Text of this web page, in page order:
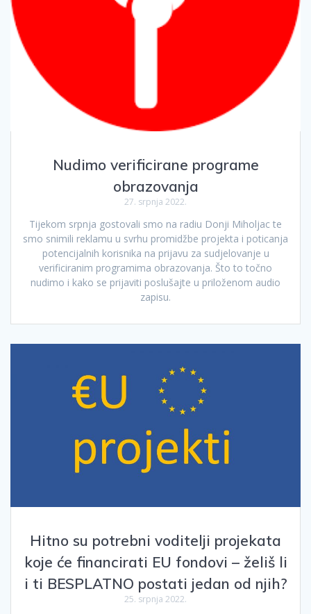
Nudimo verificirane programe
obrazovanja
27. srpnja 2022.
Tijekom srpnja gostovali smo na radiu Donji Miholjac te
smo snimili reklamu u svrhu promidžbe projekta i poticanja
potencijalnih korisnika na prijavu za sudjelovanje u
verificiranim programima obrazovanja. Što to točno
nudimo i kako se prijaviti poslušajte u priloženom audio
zapisu.
Hitno su potrebni voditelji projekata
koje će financirati EU fondovi – želiš li
i ti BESPLATNO postati jedan od njih?
25. srpnja 2022.